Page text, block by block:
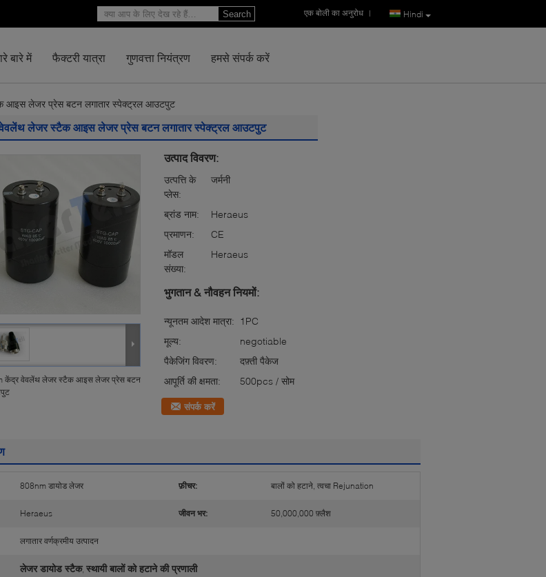
Hindi
एक बोली का अनुरोध |
Search
बारे में फैक्टरी यात्रा गुणवत्ता नियंत्रण हमसे संपर्क करें
लेजर प्रेस बटन लगातार स्पेक्ट्रल आउटपुट
लेजर स्टैक आइस लेजर प्रेस बटन लगातार स्पेक्ट्रल आउटपुट
केंद्र वेवलेंथ लेजर स्टैक आइस लेजर प्रेस बटन
उत्पाद विवरण:
उत्पत्ति के
प्लेस:
जर्मनी
ब्रांड नाम:
Heraeus
प्रमाणन:
CE
मॉडल
संख्या:
Heraeus
भुगतान & नौवहन नियमों:
न्यूनतम आदेश मात्रा: 1PC
मूल्य:
negotiable
पैकेजिंग विवरण:
दफ़्ती पैकेज
आपूर्ति की क्षमता:
500pcs / सोम
संपर्क करें
808nm डायोड लेजर फ़ीचर: बालों को हटाने, त्वचा Rejunation
Heraeus जीवन भर: 50,000,000 फ़्लैश
लगातार वर्णक्रमीय उत्पादन
लेजर डायोड स्टैक, स्थायी बालों को हटाने की प्रणाली